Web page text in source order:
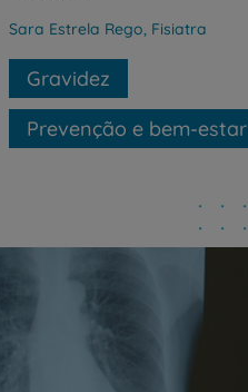
Sara Estrela Rego, Fisiatra
Gravidez
Prevenção e bem-estar